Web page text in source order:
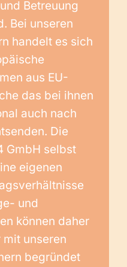
Betreuung
Bei unseren
handelt es sich
aus EU-
das bei ihnen
auch nach
Die
GmbH selbst
eigenen
und
können daher
unseren
begründet